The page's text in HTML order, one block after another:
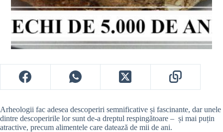
Arheologii fac adesea descoperiri semnificative și fascinante, dar unele
dintre descoperirile lor sunt de-a dreptul respingătoare – și mai puțin
atractive, precum alimentele care datează de mii de ani.